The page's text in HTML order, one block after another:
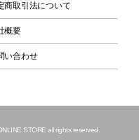
商取引法について
概要
い合わせ
STORE all rights reserved.